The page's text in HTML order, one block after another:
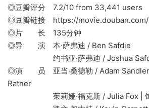
◎豆瓣评分 7.2/10 from 33,441 users
◎豆瓣链接 https://
◎片 长 135分钟
◎导 演 本·萨弗迪 / Ben Safdie
约书亚·萨弗迪 / Joshua
◎演 员 亚当·桑德勒 / Adam Sandler
Ratner
茱莉娅·福克斯 / Julia Fox |